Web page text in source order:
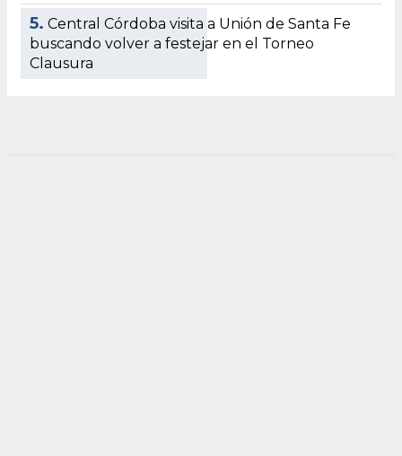
5. Central Córdoba visita a Unión de Santa Fe
buscando volver a festejar en el Torneo
Clausura